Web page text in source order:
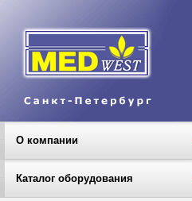
О компании
Каталог оборудования